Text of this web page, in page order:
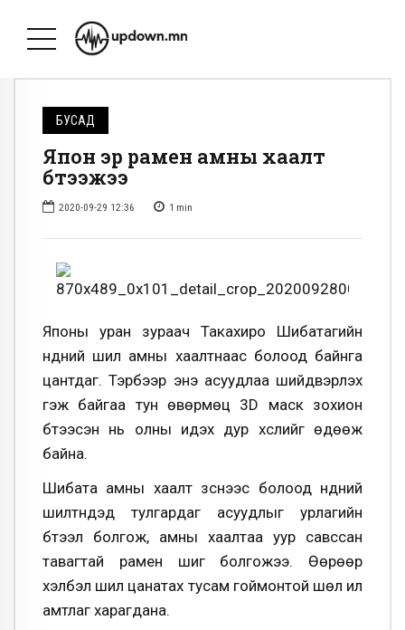
БУСАД
Япон эр рамен амны хаалт
бүтээжээ
2020-09-29 12:36 1 min
Японы уран зураач Такахиро Шибатагийн
нүдний шил амны хаалтнаас болоод байнга
цантдаг. Тэрбээр энэ асуудлаа шийдвэрлэх
гэж байгаа тун өвөрмөц 3D маск зохион
бүтээсэн нь олны идэх дур хүслийг өдөөж
байна.
Шибата амны хаалт зүүснээс болоод нүдний
шилтнүүдэд тулгардаг асуудлыг урлагийн
бүтээл болгож, амны хаалтаа уур савссан
тавагтай рамен шиг болгожээ. Өөрөөр
хэлбэл шил цанатах тусам гоймонтой шөл илүү
амтлаг харагдана.